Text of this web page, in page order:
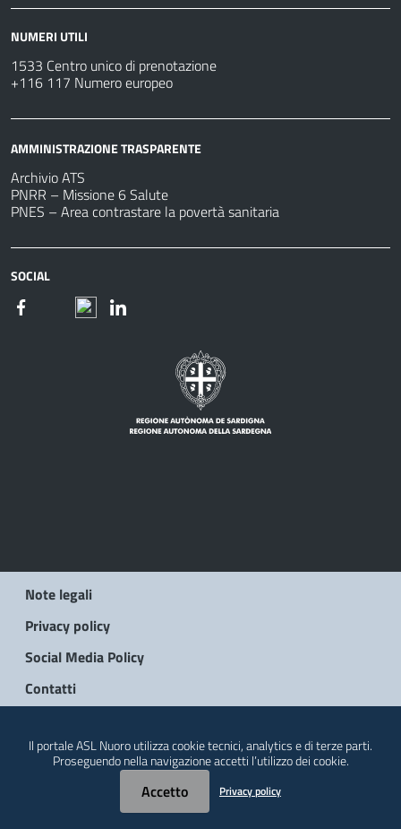
NUMERI UTILI
1533 Centro unico di prenotazione
+116 117 Numero europeo
AMMINISTRAZIONE TRASPARENTE
Archivio ATS
PNRR – Missione 6 Salute
PNES – Area contrastare la povertà sanitaria
SOCIAL
Note legali
Privacy policy
Social Media Policy
Contatti
Il portale ASL Nuoro utilizza cookie tecnici, analytics e di terze parti.
Proseguendo nella navigazione accetti l’utilizzo dei cookie.
Accetto Privacy policy